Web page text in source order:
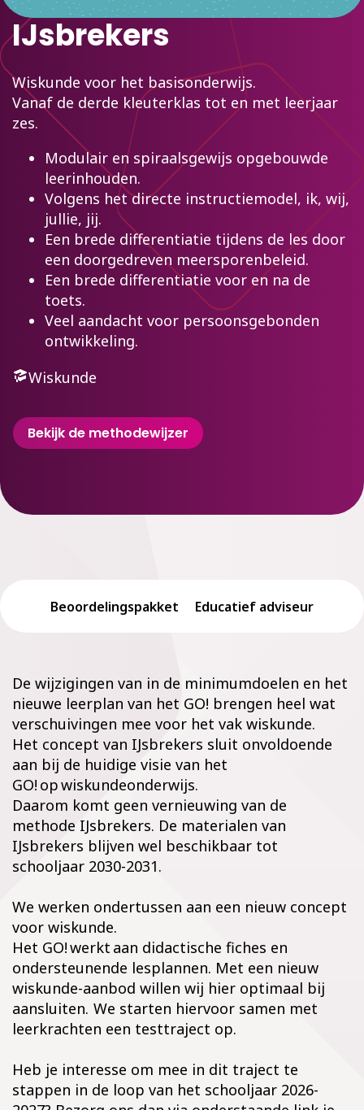
IJsbrekers
Wiskunde voor het basisonderwijs.
Vanaf de derde kleuterklas tot en met leerjaar
zes.
Modulair en spiraalsgewijs opgebouwde
leerinhouden.
Volgens het directe instructiemodel, ik, wij,
jullie, jij.
Een brede differentiatie tijdens de les door
een doorgedreven meersporenbeleid.
Een brede differentiatie voor en na de
toets.
Veel aandacht voor persoonsgebonden
ontwikkeling.
Wiskunde
Bekijk de methodewijzer
Beoordelingspakket Educatief adviseur
De wijzigingen van in de minimumdoelen en het
nieuwe leerplan van het GO! brengen heel wat
verschuivingen mee voor het vak wiskunde.
Het concept van IJsbrekers sluit onvoldoende
aan bij de huidige visie van het
GO! op wiskundeonderwijs.
Daarom komt geen vernieuwing van de
methode IJsbrekers. De materialen van
IJsbrekers blijven wel beschikbaar tot
schooljaar 2030-2031.
We werken ondertussen aan een nieuw concept
voor wiskunde.
Het GO! werkt aan didactische fiches en
ondersteunende lesplannen. Met een nieuw
wiskunde-aanbod willen wij hier optimaal bij
aansluiten. We starten hiervoor samen met
leerkrachten een testtraject op.
Heb je interesse om mee in dit traject te
stappen in de loop van het schooljaar 2026-